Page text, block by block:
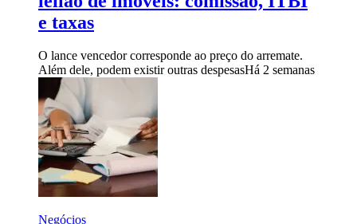
e taxas
O lance vencedor corresponde ao preço do arremate.
Além dele, podem existir outras despesasHá 2 semanas
Negócios